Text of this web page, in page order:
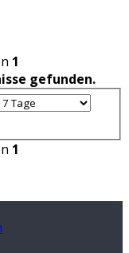
1
gefunden.
1